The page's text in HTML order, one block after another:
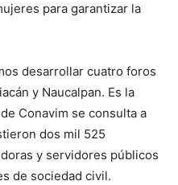
para garantizar la
desarrollar cuatro foros
y Naucalpan. Es la
Conavim se consulta a
dos mil 525
y servidores públicos
de sociedad civil.